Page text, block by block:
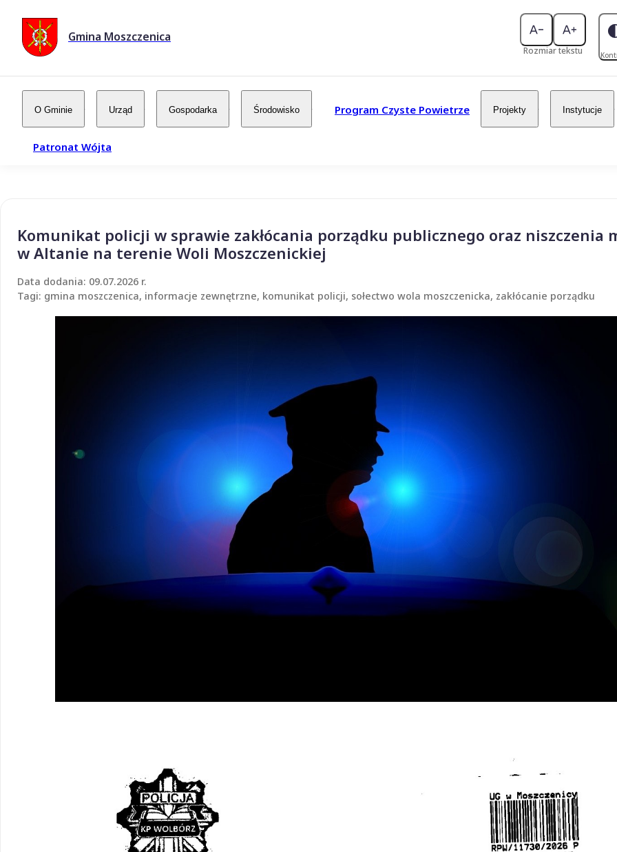
Gmina Moszczenica
Rozmiar tekstu
O Gminie Urząd Gospodarka Środowisko Program Czyste Powietrze Projekty Instytucje
Patronat Wójta
Komunikat policji w sprawie zakłócania porządku publicznego oraz niszczenia
w Altanie na terenie Woli Moszczenickiej
Data dodania: 09.07.2026 r.
Tagi: gmina moszczenica, informacje zewnętrzne, komunikat policji, sołectwo wola moszczenicka, zakłócanie porządku